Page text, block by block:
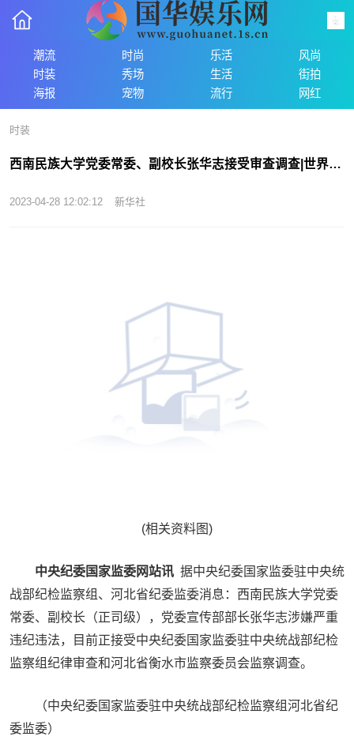
潮流 时尚 乐活
风尚
时装
秀场 生活
街拍
海报
宠物 流行 网红
时装
西南民族大学党委常委、副校长张华志接受审查调查|世界播报
2023-04-28 12:02:12 新华社
(相关资料图)
中央纪委国家监委网站讯 据中央纪委国家监委驻中央统
战部纪检监察组、河北省纪委监委消息：西南民族大学党委
常委、副校长（正司级），党委宣传部部长张华志涉嫌严重
违纪违法，目前正接受中央纪委国家监委驻中央统战部纪检
监察组纪律审查和河北省衡水市监察委员会监察调查。
（中央纪委国家监委驻中央统战部纪检监察组河北省纪
委监委）